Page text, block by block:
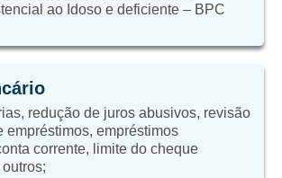
ao Idoso e deficiente – BPC
redução de juros abusivos, revisão
empréstimos, empréstimos
corrente, limite do cheque